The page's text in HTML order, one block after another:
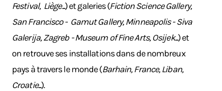
Festival, Liège...) et galeries (Fiction Science Gallery,
San Francisco - Gamut Gallery, Minneapolis - Siva
Galerija, Zagreb - Museum of Fine Arts, Osijek...) et
on retrouve ses installations dans de nombreux
pays à travers le monde (Barhain, France, Liban,
Croatie...).